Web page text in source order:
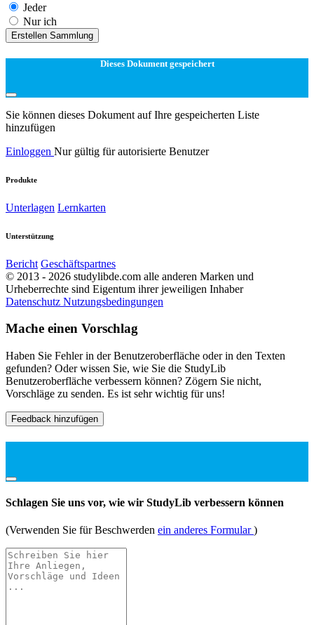
Jeder
Nur ich
Erstellen Sammlung
Dieses Dokument gespeichert
Sie können dieses Dokument auf Ihre gespeicherten Liste
hinzufügen
Einloggen Nur gültig für autorisierte Benutzer
Produkte
Unterlagen Lernkarten
Unterstützung
Bericht Geschäftspartnes
© 2013 - 2026 studylibde.com alle anderen Marken und
Urheberrechte sind Eigentum ihrer jeweiligen Inhaber
Datenschutz Nutzungsbedingungen
Mache einen Vorschlag
Haben Sie Fehler in der Benutzeroberfläche oder in den Texten
gefunden? Oder wissen Sie, wie Sie die StudyLib
Benutzeroberfläche verbessern können? Zögern Sie nicht,
Vorschläge zu senden. Es ist sehr wichtig für uns!
Feedback hinzufügen
Schlagen Sie uns vor, wie wir StudyLib verbessern können
(Verwenden Sie für Beschwerden ein anderes Formular)